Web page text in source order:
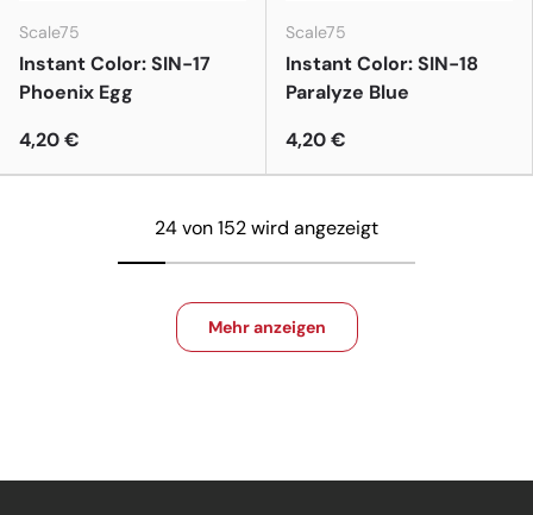
Scale75
Instant Color: SIN-17
Phoenix Egg
4,20 €
Scale75
Instant Color: SIN-18
Paralyze Blue
4,20 €
24 von 152 wird angezeigt
Mehr anzeigen